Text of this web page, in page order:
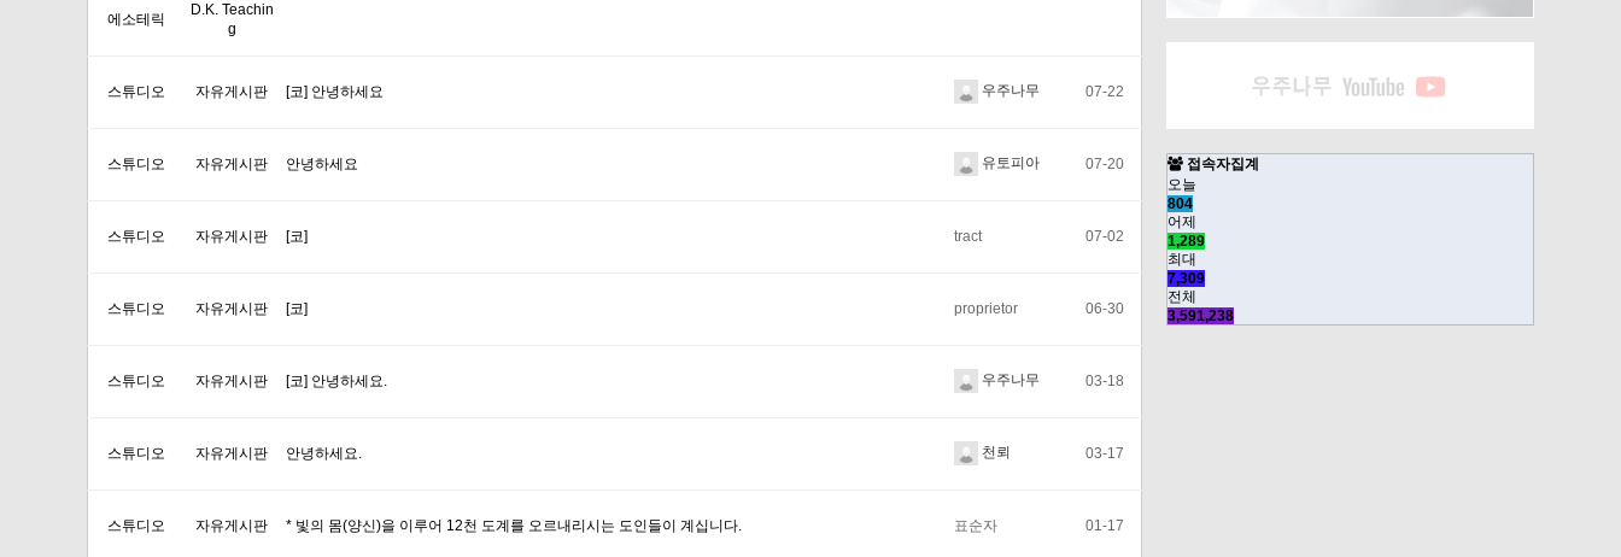
에소테릭
D.K. Teachin
g
스튜디오 자유게시판 [코] 안녕하세요 우주나무 07-22
스튜디오 자유게시판 안녕하세요 유토피아 07-20
스튜디오 자유게시판 [코] tract 07-02
스튜디오 자유게시판 [코] proprietor 06-30
스튜디오 자유게시판 [코] 안녕하세요. 우주나무 03-18
스튜디오 자유게시판 안녕하세요. 천뢰 03-17
스튜디오 자유게시판 * 빛의 몸(양신)을 이루어 12천 도계를 오르내리시는 도인들이 계십니다. 표순자 01-17
접속자집계
오늘
804
어제
1,289
최대
7,309
전체
3,591,238